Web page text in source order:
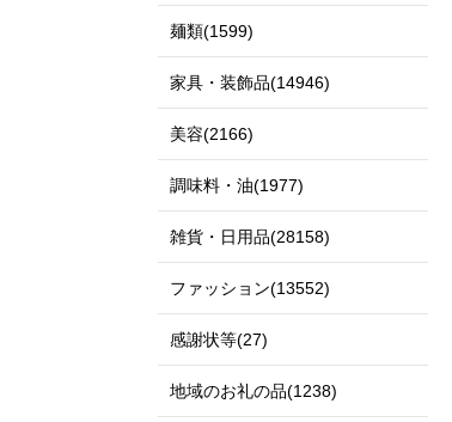
麺類(1599)
家具・装飾品(14946)
美容(2166)
調味料・油(1977)
雑貨・日用品(28158)
ファッション(13552)
感謝状等(27)
地域のお礼の品(1238)